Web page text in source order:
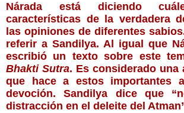
Nárada está diciendo
características de la verdadera
las opiniones de diferentes
referir a Sandilya. Al igual que
escribió un texto sobre este
Bhakti Sutra. Es considerado una
que hace a estos importantes
devoción. Sandilya dice que
distracción en el deleite del